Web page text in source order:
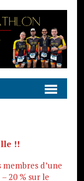
!!
d’une
20 % sur le